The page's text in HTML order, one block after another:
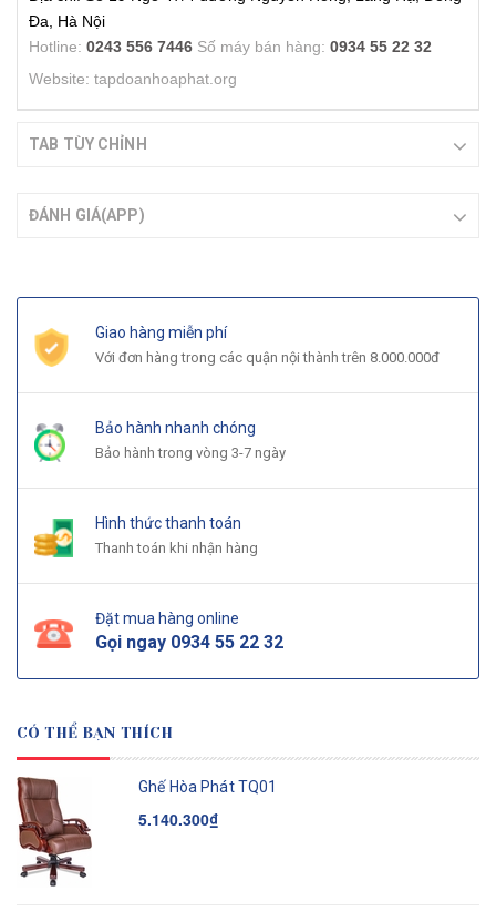
Đa, Hà Nội
Hotline: 0243 556 7446 Số máy bán hàng: 0934 55 22 32
Website: tapdoanhoaphat.org
TAB TÙY CHỈNH
ĐÁNH GIÁ(APP)
Giao hàng miễn phí
Với đơn hàng trong các quận nội thành trên 8.000.000đ
Bảo hành nhanh chóng
Bảo hành trong vòng 3-7 ngày
Hình thức thanh toán
Thanh toán khi nhận hàng
Đặt mua hàng online
Gọi ngay 0934 55 22 32
CÓ THỂ BẠN THÍCH
Ghế Hòa Phát TQ01
5.140.300₫